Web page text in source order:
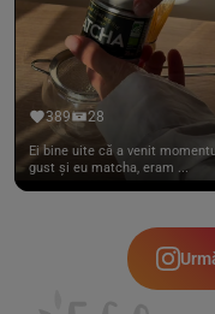
389 28
Ei bine uite că a venit
gust și eu matcha, eram ...